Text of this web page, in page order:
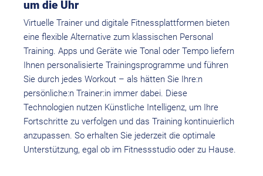
um die Uhr
Virtuelle Trainer und digitale Fitnessplattformen bieten
eine flexible Alternative zum klassischen Personal
Training. Apps und Geräte wie Tonal oder Tempo liefern
Ihnen personalisierte Trainingsprogramme und führen
Sie durch jedes Workout – als hätten Sie Ihre:n
persönliche:n Trainer:in immer dabei. Diese
Technologien nutzen Künstliche Intelligenz, um Ihre
Fortschritte zu verfolgen und das Training kontinuierlich
anzupassen. So erhalten Sie jederzeit die optimale
Unterstützung, egal ob im Fitnessstudio oder zu Hause.